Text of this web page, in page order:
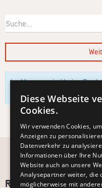
Im Moment sind keine
Recht und Ordnung
Diese Webseite
Cookies.
Wir verwenden Cookies,
Anzeigen zu
Datenverkehr zu
Informationen über Ihre
Website auch an unsere
Analysepartner weiter, die
möglicherweise mit